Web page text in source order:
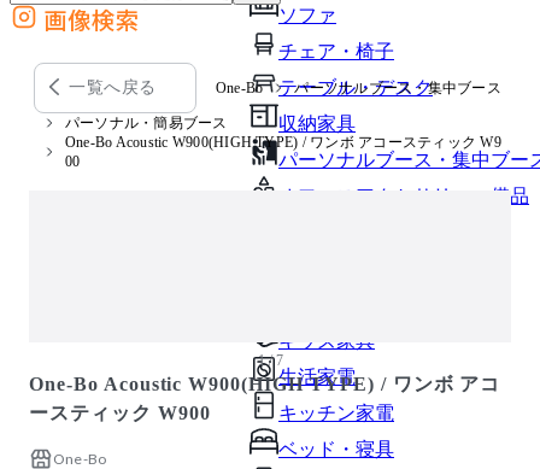
ソファ
チェア・椅子
テーブル・デスク
収納家具
パーソナルブース・集中ブー
オフィスアクセサリー・備品
キッズ家具
生活家電
キッチン家電
ベッド・寝具
外部サイトの商品をカートに追加
他のサイトで見つけた商品ページのURLを貼り付けて、カートに追加できます
画像検索
一覧へ戻る One-Bo パーソナルブース・集中ブース
パーソナル・簡易ブース
One-Bo Acoustic W900(HIGH TYPE) / ワンボ アコースティック W9
00
1 / 7
One-Bo Acoustic W900(HIGH TYPE) / ワンボ アコ
ースティック W900
One-Bo